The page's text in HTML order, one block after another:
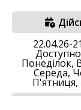
22.04.26-
Доступно
Понеділок,
Середа,
П'ятниця,